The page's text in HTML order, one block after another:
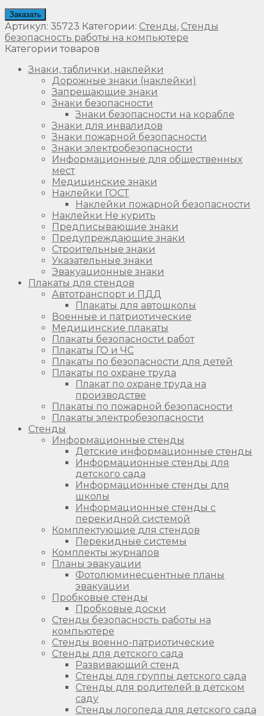
Заказать
Артикул: 35723 Категории: Стенды, Стенды
безопасность работы на компьютере
Категории товаров
Знаки, таблички, наклейки
Дорожные знаки (наклейки)
Запрещающие знаки
Знаки безопасности
Знаки безопасности на корабле
Знаки для инвалидов
Знаки пожарной безопасности
Знаки электробезопасности
Информационные для общественных
мест
Медицинские знаки
Наклейки ГОСТ
Наклейки пожарной безопасности
Наклейки Не курить
Предписывающие знаки
Предупреждающие знаки
Строительные знаки
Указательные знаки
Эвакуационные знаки
Плакаты для стендов
Автотранспорт и ПДД
Плакаты для автошколы
Военные и патриотические
Медицинские плакаты
Плакаты безопасности работ
Плакаты ГО и ЧС
Плакаты по безопасности для детей
Плакаты по охране труда
Плакат по охране труда на
производстве
Плакаты по пожарной безопасности
Плакаты электробезопасности
Стенды
Информационные стенды
Детские информационные стенды
Информационные стенды для
детского сада
Информационные стенды для
школы
Информационные стенды с
перекидной системой
Комплектующие для стендов
Перекидные системы
Комплекты журналов
Планы эвакуации
Фотолюминесцентные планы
эвакуации
Пробковые стенды
Пробковые доски
Стенды безопасность работы на
компьютере
Стенды военно-патриотические
Стенды для детского сада
Развивающий стенд
Стенды для группы детского сада
Стенды для родителей в детском
саду
Стенды логопеда для детского сада